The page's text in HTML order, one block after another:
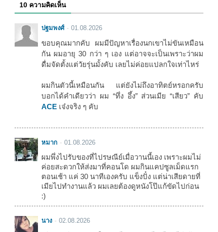
10 ความคิดเห็น
ปฐมพงศ์ 01.08.2026
ขอบคุณมากคับ ผมมีปัญหาเรื่องนกเขาไม่ขันเหมือน
กัน ผมอายุ 30 กว่า ๆ เอง แต่อาจจะเป็นเพราะว่าผม
ดื่มจัดตั้งแต่วัยรุ่นมั้งคับ เลยไม่ค่อยแปลกใจเท่าไหร่
ผมกินตัวนี้เหมือนกัน แต่ยังไม่ถึงอาทิตย์หรอกครับ
บอกได้คำเดียวว่า ผม “ทึ่ง อึ้ง” ส่วนเมีย “เสียว” คับ
ACE เจ๋งจริง ๆ คับ
หมาก 01.08.2026
ผมพึ่งไปรับของที่ไปรษณีย์เมื่อวานนี้เอง เพราะผมไม่
ค่อยสะดวกให้ส่งมาที่คอนโด ผมกินแคปซูลเม็ดแรก
ตอนเช้า แค่ 30 นาทีเองครับ แข็งปั๋ง แต่น่าเสียดายที่
เมียไปทำงานแล้ว ผมเลยต้องดูหนังโป๊แก้ขัดไปก่อน
:)
นาง 02.08.2026